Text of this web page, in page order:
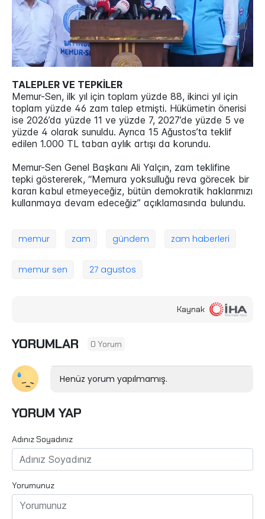
TALEPLER VE TEPKİLER
Memur-Sen, ilk yıl için toplam yüzde 88, ikinci yıl için
toplam yüzde 46 zam talep etmişti. Hükümetin önerisi
ise 2026’da yüzde 11 ve yüzde 7, 2027’de yüzde 5 ve
yüzde 4 olarak sunuldu. Ayrıca 15 Ağustos’ta teklif
edilen 1.000 TL taban aylık artışı da korundu.
Memur-Sen Genel Başkanı Ali Yalçın, zam teklifine
tepki göstererek, “Memura yoksulluğu reva görecek bir
kararı kabul etmeyeceğiz, bütün demokratik haklarımızı
kullanmaya devam edeceğiz” açıklamasında bulundu.
memur zam gündem zam haberleri
memur sen 27 agustos
Kaynak
YORUMLAR 0 Yorum
Henüz yorum yapılmamış.
YORUM YAP
Adınız Soyadınız
Yorumunuz